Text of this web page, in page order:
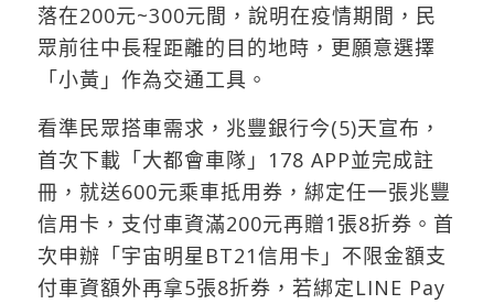
落在200元~300元間，說明在疫情期間，民
眾前往中長程距離的目的地時，更願意選擇
「小黃」作為交通工具。
看準民眾搭車需求，兆豐銀行今(5)天宣布，
首次下載「大都會車隊」178 APP並完成註
冊，就送600元乘車抵用券，綁定任一張兆豐
信用卡，支付車資滿200元再贈1張8折券。首
次申辦「宇宙明星BT21信用卡」不限金額支
付車資額外再拿5張8折券，若綁定LINE Pay